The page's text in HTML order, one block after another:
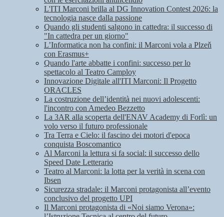
L'ITI Marconi brilla al DG Innovation Contest 2026: la
tecnologia nasce dalla passione
Quando gli studenti salgono in cattedra: il successo di
"In cattedra per un giorno"
L’Informatica non ha confini: il Marconi vola a Plzeň
con Erasmus+
Quando l'arte abbatte i confini: successo per lo
spettacolo al Teatro Camploy
Innovazione Digitale all'ITI Marconi: Il Progetto
ORACLES
La costruzione dell’identità nei nuovi adolescenti:
l'incontro con Amedeo Bezzetto
La 3AR alla scoperta dell'ENAV Academy di Forlì: un
volo verso il futuro professionale
Tra Terra e Cielo: il fascino dei motori d'epoca
conquista Boscomantico
Al Marconi la lettura si fa social: il successo dello
Speed Date Letterario
Teatro al Marconi: la lotta per la verità in scena con
Ibsen
Sicurezza stradale: il Marconi protagonista all’evento
conclusivo del progetto UPI
Il Marconi protagonista di «Noi siamo Verona»: